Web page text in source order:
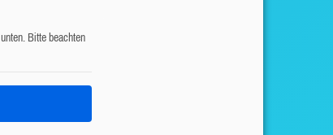
Bitte beachten